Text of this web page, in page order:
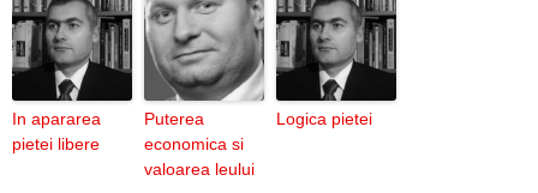
In apararea
pietei libere
Puterea
economica si
valoarea leului
Logica pietei